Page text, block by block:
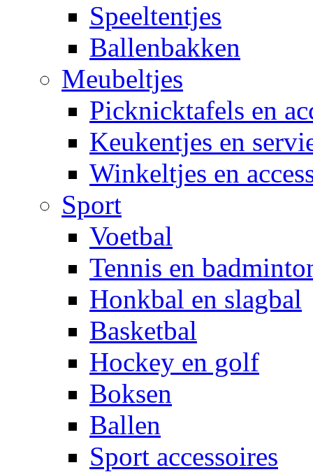
Speeltentjes
Ballenbakken
Meubeltjes
Picknicktafels en
Keukentjes en
Winkeltjes en
Sport
Voetbal
Tennis en
Honkbal en slagbal
Basketbal
Hockey en golf
Boksen
Ballen
Sport accessoires